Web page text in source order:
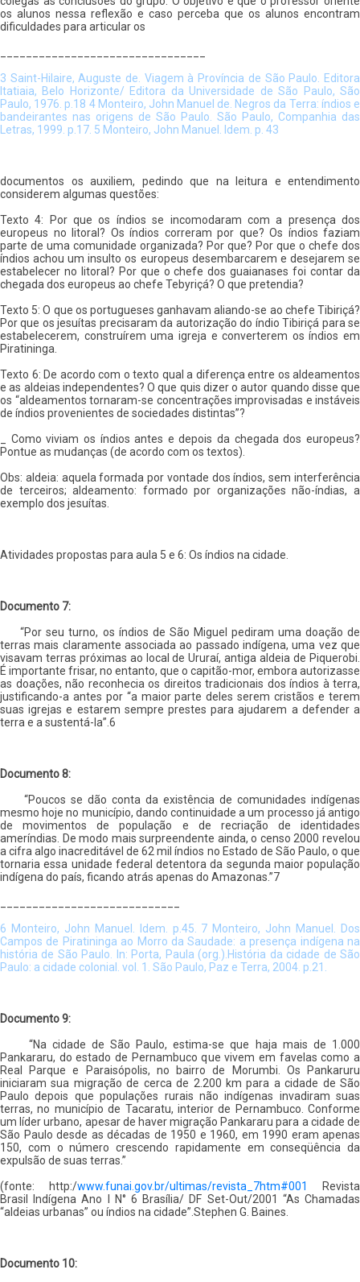
os alunos nessa reflexão e caso perceba que os alunos encontram
dificuldades para articular os
3 Saint-Hilaire, Auguste de. Viagem à Província de São Paulo. Editora
Itatiaia, Belo Horizonte/ Editora da Universidade de São Paulo, São
Paulo, 1976. p.18 4 Monteiro, John Manuel de. Negros da Terra: índios e
bandeirantes nas origens de São Paulo. São Paulo, Companhia das
Letras, 1999. p.17. 5 Monteiro, John Manuel. Idem. p. 43
documentos os auxiliem, pedindo que na leitura e entendimento
considerem algumas questões:
Texto 4: Por que os índios se incomodaram com a presença dos
europeus no litoral? Os índios correram por que? Os índios faziam
parte de uma comunidade organizada? Por que? Por que o chefe dos
índios achou um insulto os europeus desembarcarem e desejarem se
estabelecer no litoral? Por que o chefe dos guaianases foi contar da
chegada dos europeus ao chefe Tebyriçá? O que pretendia?
Texto 5: O que os portugueses ganhavam aliando-se ao chefe Tibiriçá?
Por que os jesuítas precisaram da autorização do índio Tibiriçá para se
estabelecerem, construírem uma igreja e converterem os índios em
Piratininga.
Texto 6: De acordo com o texto qual a diferença entre os aldeamentos
e as aldeias independentes? O que quis dizer o autor quando disse que
os “aldeamentos tornaram-se concentrações improvisadas e instáveis
de índios provenientes de sociedades distintas”?
_ Como viviam os índios antes e depois da chegada dos europeus?
Pontue as mudanças (de acordo com os textos).
Obs: aldeia: aquela formada por vontade dos índios, sem interferência
de terceiros; aldeamento: formado por organizações não-índias, a
exemplo dos jesuítas.
Atividades propostas para aula 5 e 6: Os índios na cidade.
Documento 7:
“Por seu turno, os índios de São Miguel pediram uma doação de
terras mais claramente associada ao passado indígena, uma vez que
visavam terras próximas ao local de Ururaí, antiga aldeia de Piquerobi.
É importante frisar, no entanto, que o capitão-mor, embora autorizasse
as doações, não reconhecia os direitos tradicionais dos índios à terra,
justificando-a antes por “a maior parte deles serem cristãos e terem
suas igrejas e estarem sempre prestes para ajudarem a defender a
terra e a sustentá-la”.6
Documento 8:
“Poucos se dão conta da existência de comunidades indígenas
mesmo hoje no município, dando continuidade a um processo já antigo
de movimentos de população e de recriação de identidades
ameríndias. De modo mais surpreendente ainda, o censo 2000 revelou
a cifra algo inacreditável de 62 mil índios no Estado de São Paulo, o que
tornaria essa unidade federal detentora da segunda maior população
indígena do país, ficando atrás apenas do Amazonas.”7
6 Monteiro, John Manuel. Idem. p.45. 7 Monteiro, John Manuel. Dos
Campos de Piratininga ao Morro da Saudade: a presença indígena na
história de São Paulo. In: Porta, Paula (org.).História da cidade de São
Paulo: a cidade colonial. vol. 1. São Paulo, Paz e Terra, 2004. p.21.
Documento 9:
“Na cidade de São Paulo, estima-se que haja mais de 1.000
Pankararu, do estado de Pernambuco que vivem em favelas como a
Real Parque e Paraisópolis, no bairro de Morumbi. Os Pankaruru
iniciaram sua migração de cerca de 2.200 km para a cidade de São
Paulo depois que populações rurais não indígenas invadiram suas
terras, no município de Tacaratu, interior de Pernambuco. Conforme
um líder urbano, apesar de haver migração Pankararu para a cidade de
São Paulo desde as décadas de 1950 e 1960, em 1990 eram apenas
150, com o número crescendo rapidamente em conseqüência da
expulsão de suas terras.”
(fonte: http:/www.funai.gov.br/ultimas/revista_7htm#001
Revista
Brasil Indígena Ano I N° 6 Brasília/ DF Set-Out/2001 “As Chamadas
“aldeias urbanas” ou índios na cidade”.Stephen G. Baines.
Documento 10: